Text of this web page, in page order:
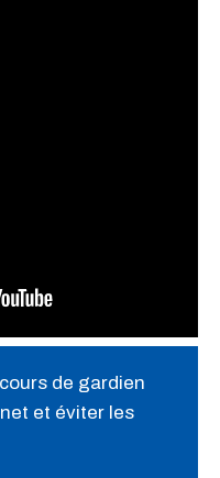
de gardien
et éviter les